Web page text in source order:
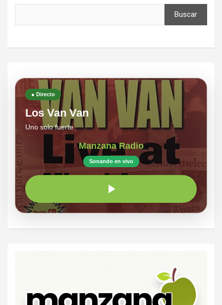
Buscar
● Directo
Los Van Van
Uno solo fuerte
Manzana Radio
Sonando en vivo